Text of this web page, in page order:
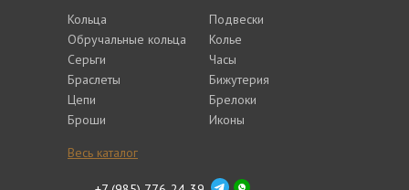
Кольца
Обручальные кольца
Серьги
Браслеты
Цепи
Броши
Подвески
Колье
Часы
Бижутерия
Брелоки
Иконы
Весь каталог